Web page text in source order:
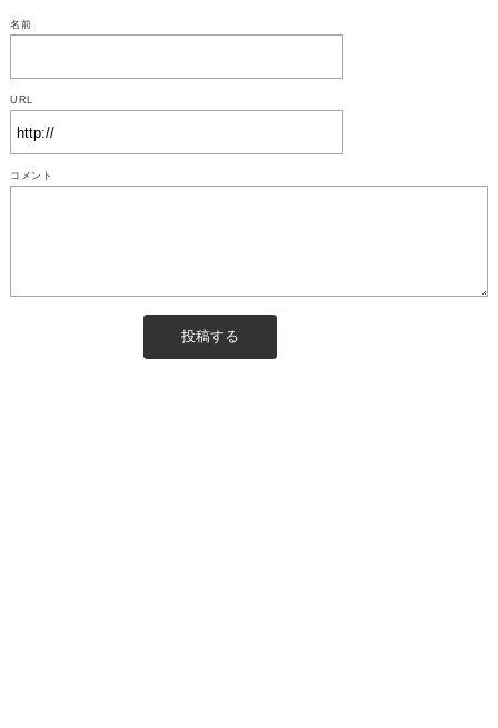
名前
URL
コメント